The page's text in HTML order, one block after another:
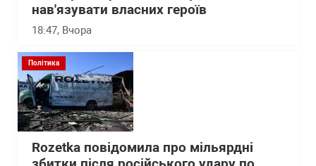
нав'язувати власних героїв
18:47, Вчора
Політика
Rozetka повідомила про мільярдні